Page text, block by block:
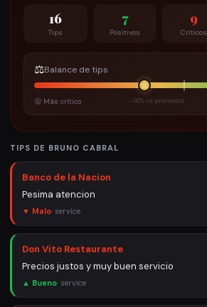
16
Tips
7
Positivos
9
Críticos
⚖️Balance de tips
⚖️
😤 Más crítico -16% vs promedio
TIPS DE BRUNO CABRAL
Banco de la Nacion
Pesima atencion
▼ Malo· service
Don Vito Restaurante
Precios justos y muy buen servicio
▲ Bueno· service